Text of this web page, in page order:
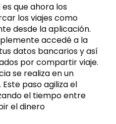
que ahora los
los viajes como
desde la aplicación.
accedé a la
datos bancarios y así
por compartir viaje.
se realiza en un
paso agiliza el
el tiempo entre
el dinero